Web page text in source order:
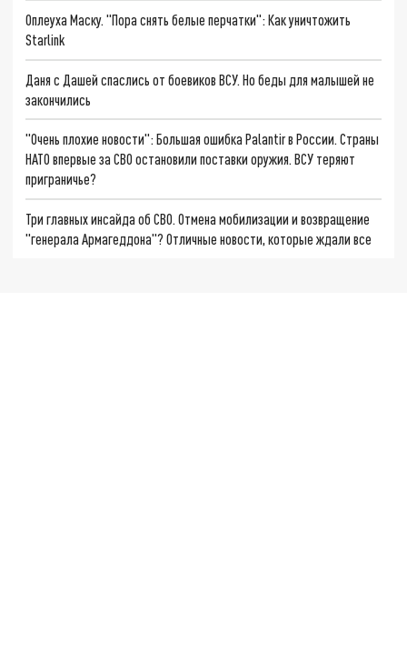
Оплеуха Маску. "Пора снять белые перчатки": Как уничтожить
Starlink
Даня с Дашей спаслись от боевиков ВСУ. Но беды для малышей не
закончились
"Очень плохие новости": Большая ошибка Palantir в России. Страны
НАТО впервые за СВО остановили поставки оружия. ВСУ теряют
приграничье?
Три главных инсайда об СВО. Отмена мобилизации и возвращение
"генерала Армагеддона"? Отличные новости, которые ждали все